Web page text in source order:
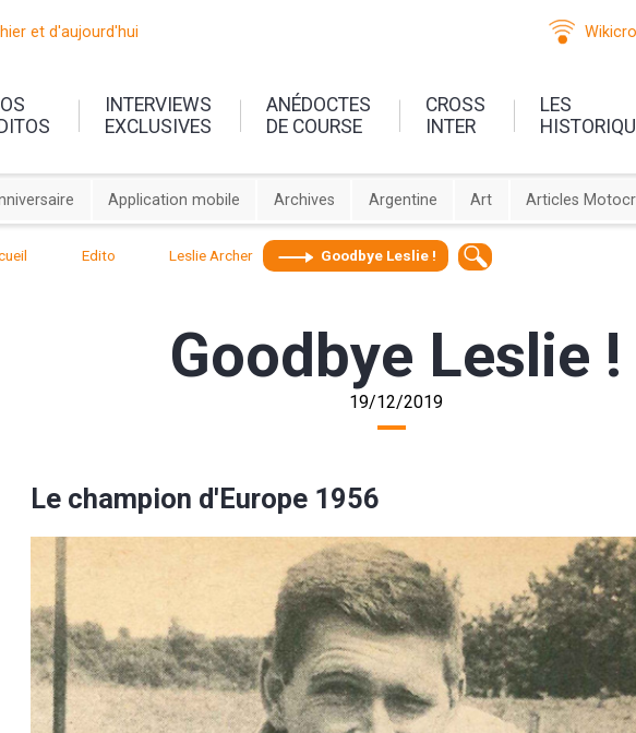
et d'aujourd'hui
INTERVIEWS
EXCLUSIVES
ANÉDOCTES
DE COURSE
CROSS
INTER
LES
Application mobile Archives Argentine Art Articles
Edito Leslie Archer Goodbye Leslie !
Goodbye Leslie !
19/12/2019
Le champion d'Europe 1956